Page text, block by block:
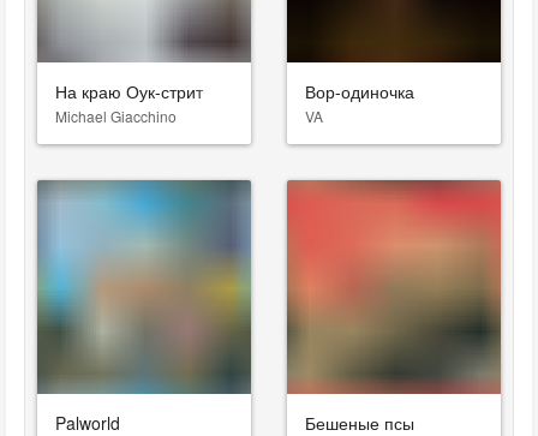
На краю Оук-стрит
Michael Giacchino
Вор-одиночка
VA
Palworld Бешеные псы